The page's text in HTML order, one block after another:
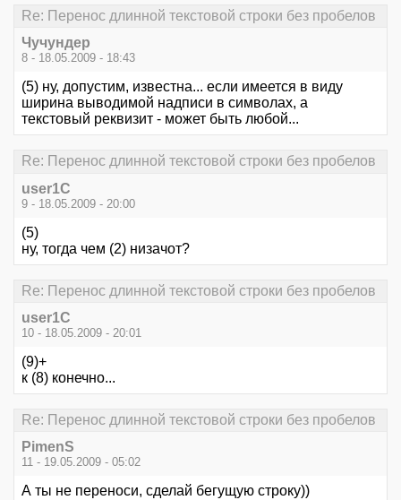
Re: Перенос длинной текстовой строки без пробелов
Чучундер
8 - 18.05.2009 - 18:43
(5) ну, допустим, известна... если имеется в виду
ширина выводимой надписи в символах, а
текстовый реквизит - может быть любой...
Re: Перенос длинной текстовой строки без пробелов
user1C
9 - 18.05.2009 - 20:00
(5)
ну, тогда чем (2) низачот?
Re: Перенос длинной текстовой строки без пробелов
user1C
10 - 18.05.2009 - 20:01
(9)+
к (8) конечно...
Re: Перенос длинной текстовой строки без пробелов
PimenS
11 - 19.05.2009 - 05:02
А ты не переноси, сделай бегущую строку))